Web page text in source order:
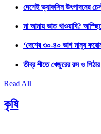
দেশেই ভ্যাকসিন উৎপাদনের
মা আমায় ভাত খাওয়াবি?
‘দেশের ৩০-৪০ ভাগ মানুষ
তীব্র শীতে খেজুরের রস ও
Read All
কৃষি